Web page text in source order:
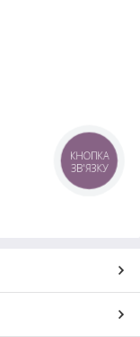
КНОПКА
ЗВ'ЯЗКУ